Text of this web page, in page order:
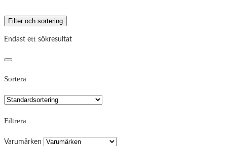
Filter och sortering
Endast ett sökresultat
Sortera
Filtrera
Varumärken